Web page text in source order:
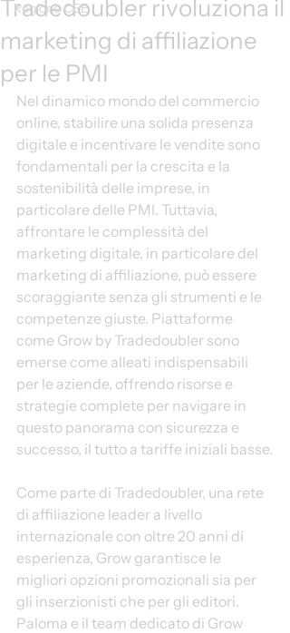
Regione CEE
Tradedoubler rivoluziona il
marketing di affiliazione
per le PMI
Nel dinamico mondo del commercio
online, stabilire una solida presenza
digitale e incentivare le vendite sono
fondamentali per la crescita e la
sostenibilità delle imprese, in
particolare delle PMI. Tuttavia,
affrontare le complessità del
marketing digitale, in particolare del
marketing di affiliazione, può essere
scoraggiante senza gli strumenti e le
competenze giuste. Piattaforme
come Grow by Tradedoubler sono
emerse come alleati indispensabili
per le aziende, offrendo risorse e
strategie complete per navigare in
questo panorama con sicurezza e
successo, il tutto a tariffe iniziali basse.
Come parte di Tradedoubler, una rete
di affiliazione leader a livello
internazionale con oltre 20 anni di
esperienza, Grow garantisce le
migliori opzioni promozionali sia per
gli inserzionisti che per gli editori.
Paloma e il team dedicato di Grow